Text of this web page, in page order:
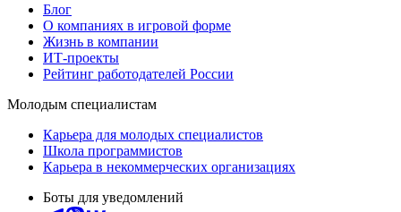
Блог
О компаниях в игровой форме
Жизнь в компании
ИТ-проекты
Рейтинг работодателей России
Молодым специалистам
Карьера для молодых специалистов
Школа программистов
Карьера в некоммерческих организациях
Боты для уведомлений